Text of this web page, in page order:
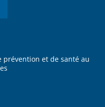
prévention et de santé au